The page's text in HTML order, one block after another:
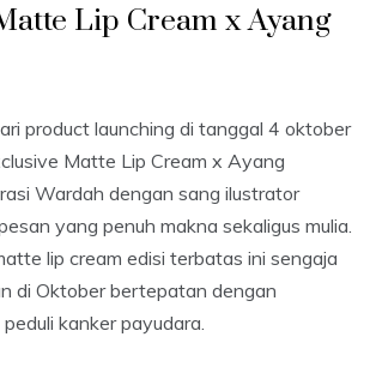
Lip Cream x Ayang
product launching di tanggal 4 oktober
Matte Lip Cream x Ayang
Wardah dengan sang ilustrator
yang penuh makna sekaligus mulia.
lip cream edisi terbatas ini sengaja
di Oktober bertepatan dengan
kanker payudara.